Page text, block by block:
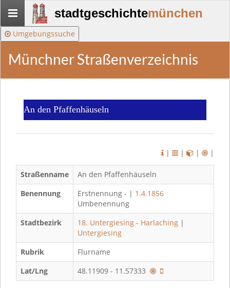
Stadtgeschichte-
München
stadtgeschichtemünchen
Umgebungssuche
Münchner Straßenverzeichnis
An den Pfaffenhäuseln
| | | |
Straßenname
An den Pfaffenhäuseln
Benennung
Erstnennung - | 1.4.1856
Umbenennung
Stadtbezirk
18. Untergiesing - Harlaching |
Untergiesing
Rubrik
Flurname
Lat/Lng
48.11909 - 11.57333